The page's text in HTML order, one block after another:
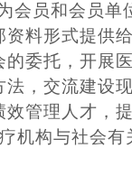
会员和会员单
料形式提供
委托，开展
，交流建设
管理人才，
机构与社会